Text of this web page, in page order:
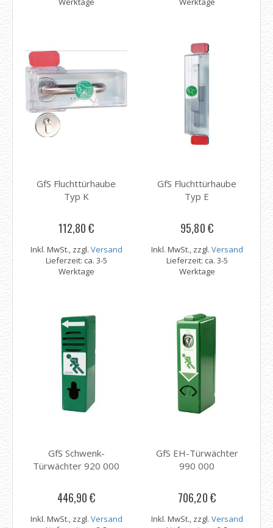
GfS Fluchttürhaube
Typ K
112,80 €
Inkl. MwSt., zzgl. Versand
Lieferzeit: ca. 3-5
Werktage
GfS Fluchttürhaube
Typ E
95,80 €
Inkl. MwSt., zzgl. Versand
Lieferzeit: ca. 3-5
Werktage
GfS Schwenk-
Türwächter 920 000
446,90 €
Inkl. MwSt., zzgl. Versand
GfS EH-Türwächter
990 000
706,20 €
Inkl. MwSt., zzgl. Versand